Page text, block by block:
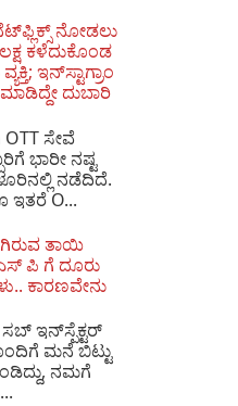
ನೋಡಲು
ಕಳೆದುಕೊಂಡ
ಇನ್‌ಸ್ಟಾಗ್ರಾಂ
ದುಬಾರಿ
ಸೇವೆ
ಭಾರೀ ನಷ್ಟ
ನಡೆದಿದೆ.
ಇತರೆ O...
ತಾಯಿ
ಪಿ ಗೆ ದೂರು
ಕಾರಣವೇನು
​ಇನ್​ಸ್ಪೆಕ್ಟರ್​
ಮನೆ ಬಿಟ್ಟು
ನಮಗೆ